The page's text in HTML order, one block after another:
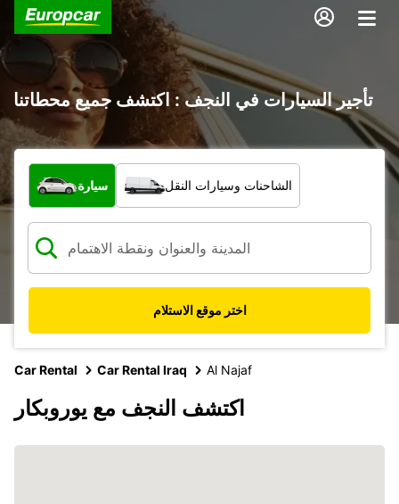
تأجير السيارات في النجف : اكتشف جميع محطاتنا
ما نوع المركبة؟
سيارة الشاحنات وسيارات النقل
اختر موقع الاستلام
Car Rental Car Rental Iraq Al Najaf
اكتشف النجف مع يوروبكار